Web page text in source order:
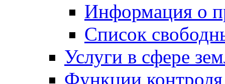
Информация о
Список
Услуги в сфере
Функции контроля